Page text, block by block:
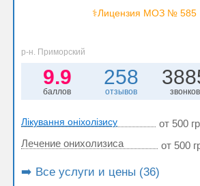
⚕️Лицензия МОЗ № 585
р-н. Приморский
9.9
баллов
258
отзывов звонков
Лікування оніхолізису
от 500
Лечение онихолизиса
от 500
➡️ Все услуги и цены (36)